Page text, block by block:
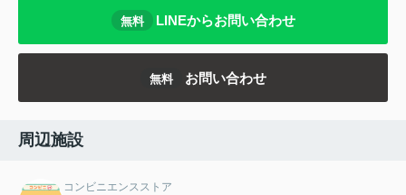
無料 LINEからお問い合わせ
無料 お問い合わせ
周辺施設
コンビニエンスストア